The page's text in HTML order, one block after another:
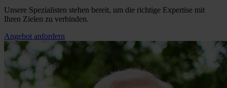
Unsere Spezialisten stehen bereit, um die richtige Expertise mit
Ihren Zielen zu verbinden.
Angebot anfordern